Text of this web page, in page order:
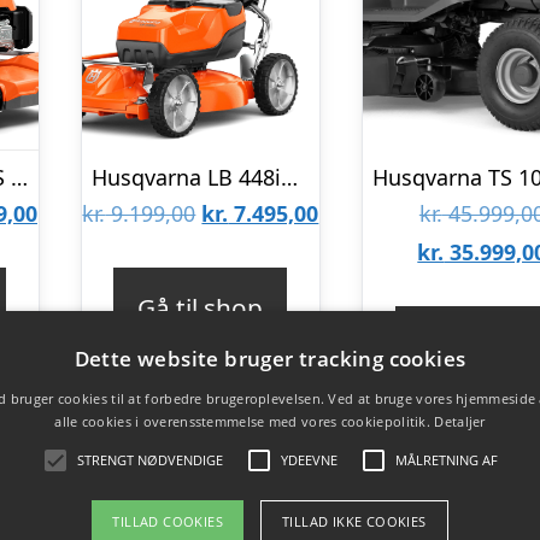
Husqvarna LB 251S Plæneklipper
Den
kr. 3.899,00.
Husqvarna LB 448iV Plæneklipper
kr.9.199,00 Den
kr. 9.199,00.
kr. 7.495,00Den
kr. 7.495,00.
Gå til shop
kr.
kr.
Gå til shop
Dette website bruger tracking cookies
bruger cookies til at forbedre brugeroplevelsen. Ved at bruge vores hjemmeside
alle cookies i overensstemmelse med vores cookiepolitik. Detaljer
STRENGT NØDVENDIGE YDEEVNE MÅLRETNING AF
TILLAD COOKIES TILLAD IKKE COOKIES